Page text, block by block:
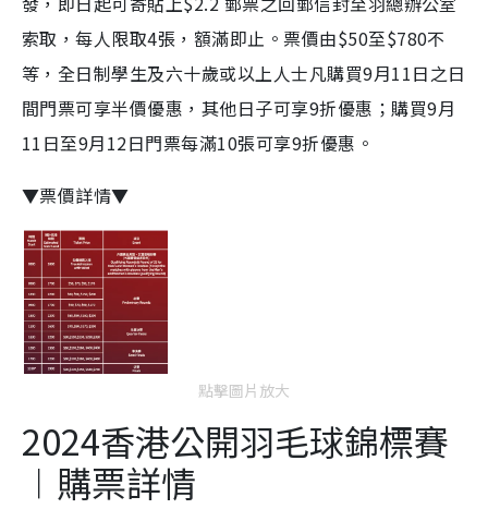
索取，每人限取4張，額滿即止。票價由$50至$780不
等，全日制學生及六十歲或以上人士凡購買9月11日之日
間門票可享半價優惠，其他日子可享9折優惠；購買9月
11日至9月12日門票每滿10張可享9折優惠。
▼票價詳情▼
點擊圖片放大
2024香港公開羽毛球錦標賽
︱購票詳情